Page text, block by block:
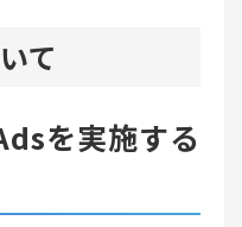
て
を実施する